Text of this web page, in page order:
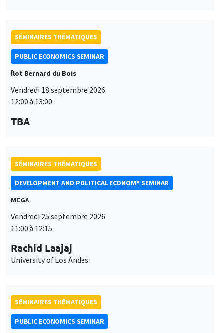
SÉMINAIRES THÉMATIQUES
PUBLIC ECONOMICS SEMINAR
Îlot Bernard du Bois
Vendredi 18 septembre 2026
12:00 à 13:00
TBA
SÉMINAIRES THÉMATIQUES
DEVELOPMENT AND POLITICAL ECONOMY SEMINAR
MEGA
Vendredi 25 septembre 2026
11:00 à 12:15
Rachid Laajaj
University of Los Andes
SÉMINAIRES THÉMATIQUES
PUBLIC ECONOMICS SEMINAR